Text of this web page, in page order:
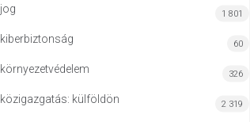
jog 1 801
kiberbiztonság 60
környezetvédelem 326
közigazgatás: külföldön 2 319